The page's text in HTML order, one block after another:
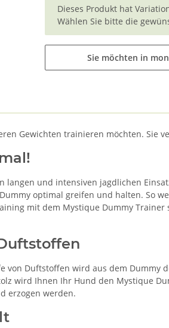
x
Dieses Produkt hat
Wählen Sie bitte die
Sie möchten in
Gewichten trainieren möchten. Sie
und intensiven jagdlichen
optimal greifen und halten. So
mit dem Mystique Dummy
Duftstoffen wird aus dem
wird Ihnen Ihr Hund den Mystique
erzogen werden.